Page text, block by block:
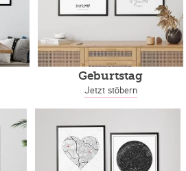
Geburtstag
Jetzt stöbern